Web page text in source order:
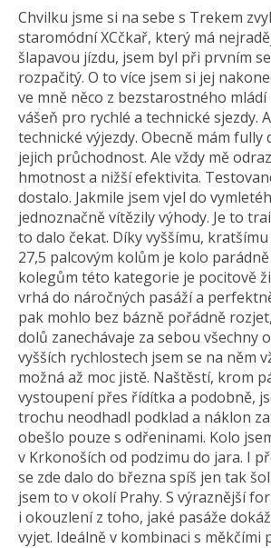
Chvilku jsme si na sebe s Trekem
staromódní XCčkař, který má
šlapavou jízdu, jsem byl při prvním
rozpačitý. O to více jsem si jej
ve mně něco z bezstarostného
vášeň pro rychlé a technické sjezdy.
technické výjezdy. Obecně mám fully
jejich průchodnost. Ale vždy mě
hmotnost a nižší efektivita.
dostalo. Jakmile jsem vjel do
jednoznačně vítězily výhody. Je to
to dalo čekat. Díky vyššímu,
27,5 palcovým kolům je kolo
kolegům této kategorie je pocitově
vrhá do náročných pasáží a
pak mohlo bez bázně pořádně
dolů zanechávaje za sebou všechny
vyšších rychlostech jsem se na něm
možná až moc jistě. Naštěstí, krom
vystoupení přes řídítka a podobně,
trochu neodhadl podklad a náklon
obešlo pouze s odřeninami. Kolo
v Krkonoších od podzimu do jara. I
se zde dalo do března spíš jen tak
jsem to v okolí Prahy. S výraznější
i okouzlení z toho, jaké pasáže
vyjet. Ideálně v kombinaci s měkčími